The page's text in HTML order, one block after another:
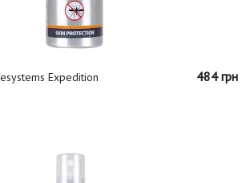
Expedition
484 грн